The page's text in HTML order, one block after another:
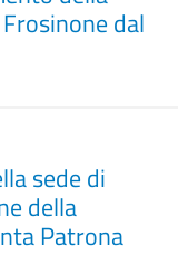
dal
sede di
della
Patrona